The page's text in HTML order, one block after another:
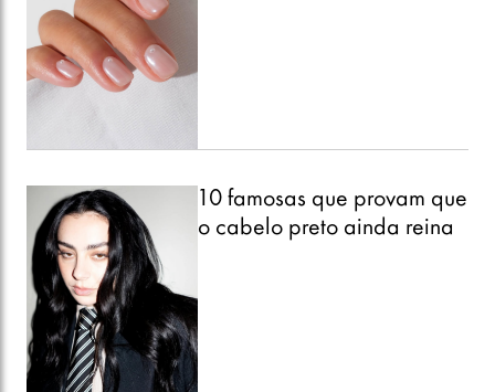
10 famosas que provam que
o cabelo preto ainda reina